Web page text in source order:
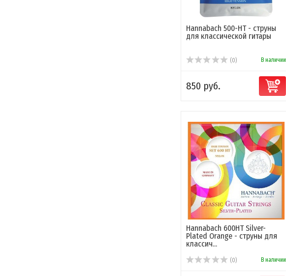
Hannabach 500-HT - струны
для классической гитары
(0) В наличии
850 руб.
Hannabach 600HT Silver-
Plated Orange - струны для
классич...
(0) В наличии